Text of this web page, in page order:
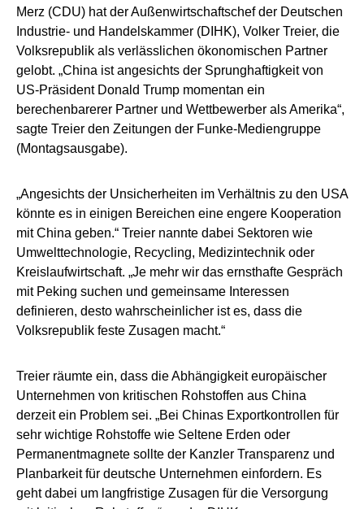
Merz (CDU) hat der Außenwirtschaftschef der Deutschen
Industrie- und Handelskammer (DIHK), Volker Treier, die
Volksrepublik als verlässlichen ökonomischen Partner
gelobt. „China ist angesichts der Sprunghaftigkeit von
US-Präsident Donald Trump momentan ein
berechenbarerer Partner und Wettbewerber als Amerika“,
sagte Treier den Zeitungen der Funke-Mediengruppe
(Montagsausgabe).
„Angesichts der Unsicherheiten im Verhältnis zu den USA
könnte es in einigen Bereichen eine engere Kooperation
mit China geben.“ Treier nannte dabei Sektoren wie
Umwelttechnologie, Recycling, Medizintechnik oder
Kreislaufwirtschaft. „Je mehr wir das ernsthafte Gespräch
mit Peking suchen und gemeinsame Interessen
definieren, desto wahrscheinlicher ist es, dass die
Volksrepublik feste Zusagen macht.“
Treier räumte ein, dass die Abhängigkeit europäischer
Unternehmen von kritischen Rohstoffen aus China
derzeit ein Problem sei. „Bei Chinas Exportkontrollen für
sehr wichtige Rohstoffe wie Seltene Erden oder
Permanentmagnete sollte der Kanzler Transparenz und
Planbarkeit für deutsche Unternehmen einfordern. Es
geht dabei um langfristige Zusagen für die Versorgung